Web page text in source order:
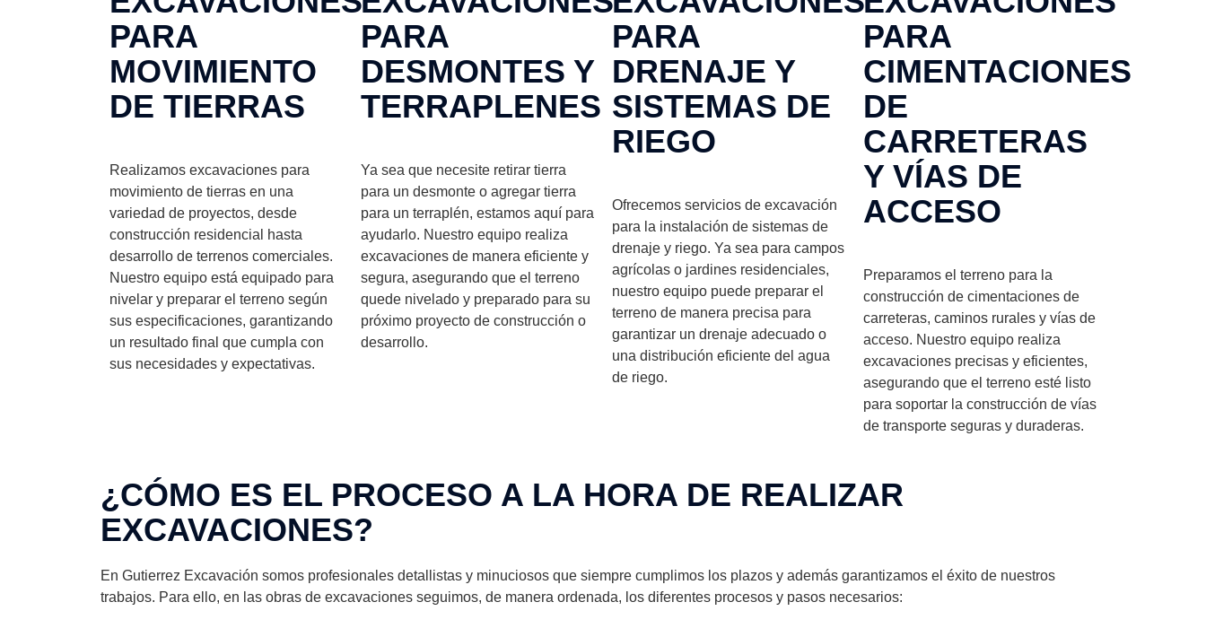
PARA
MOVIMIENTO
DE TIERRAS
Realizamos excavaciones para
movimiento de tierras en una
variedad de proyectos, desde
construcción residencial hasta
desarrollo de terrenos comerciales.
Nuestro equipo está equipado para
nivelar y preparar el terreno según
sus especificaciones, garantizando
un resultado final que cumpla con
sus necesidades y expectativas.
PARA
DESMONTES Y
TERRAPLENES
Ya sea que necesite retirar tierra
para un desmonte o agregar tierra
para un terraplén, estamos aquí para
ayudarlo. Nuestro equipo realiza
excavaciones de manera eficiente y
segura, asegurando que el terreno
quede nivelado y preparado para su
próximo proyecto de construcción o
desarrollo.
PARA
DRENAJE Y
SISTEMAS DE
RIEGO
Ofrecemos servicios de excavación
para la instalación de sistemas de
drenaje y riego. Ya sea para campos
agrícolas o jardines residenciales,
nuestro equipo puede preparar el
terreno de manera precisa para
garantizar un drenaje adecuado o
una distribución eficiente del agua
de riego.
PARA
CIMENTACIONES
DE
CARRETERAS
Y VÍAS DE
ACCESO
Preparamos el terreno para la
construcción de cimentaciones de
carreteras, caminos rurales y vías de
acceso. Nuestro equipo realiza
excavaciones precisas y eficientes,
asegurando que el terreno esté listo
para soportar la construcción de vías
de transporte seguras y duraderas.
¿CÓMO ES EL PROCESO A LA HORA DE REALIZAR
EXCAVACIONES?
En Gutierrez Excavación somos profesionales detallistas y minuciosos que siempre cumplimos los plazos y además garantizamos el éxito de nuestros
trabajos. Para ello, en las obras de excavaciones seguimos, de manera ordenada, los diferentes procesos y pasos necesarios: